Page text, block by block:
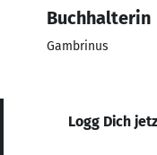
Buchhalterin
Gambrinus
Logg Dich